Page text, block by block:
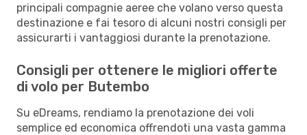
principali compagnie aeree che volano verso questa
destinazione e fai tesoro di alcuni nostri consigli per
assicurarti i vantaggiosi durante la prenotazione.
Consigli per ottenere le migliori offerte
di volo per Butembo
Su eDreams, rendiamo la prenotazione dei voli
semplice ed economica offrendoti una vasta gamma